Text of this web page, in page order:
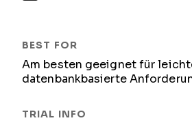
Am besten geeignet für
datenbankbasierte